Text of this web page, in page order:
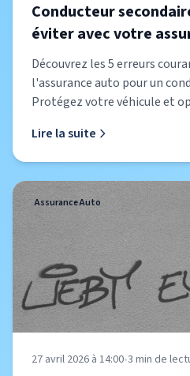
Conducteur
éviter avec votre
Découvrez les 5 erreurs
l'assurance auto pour un
Protégez votre véhicule et
Lire la suite
Assurance Auto
27 avril 2026 à 14:00•3 min de